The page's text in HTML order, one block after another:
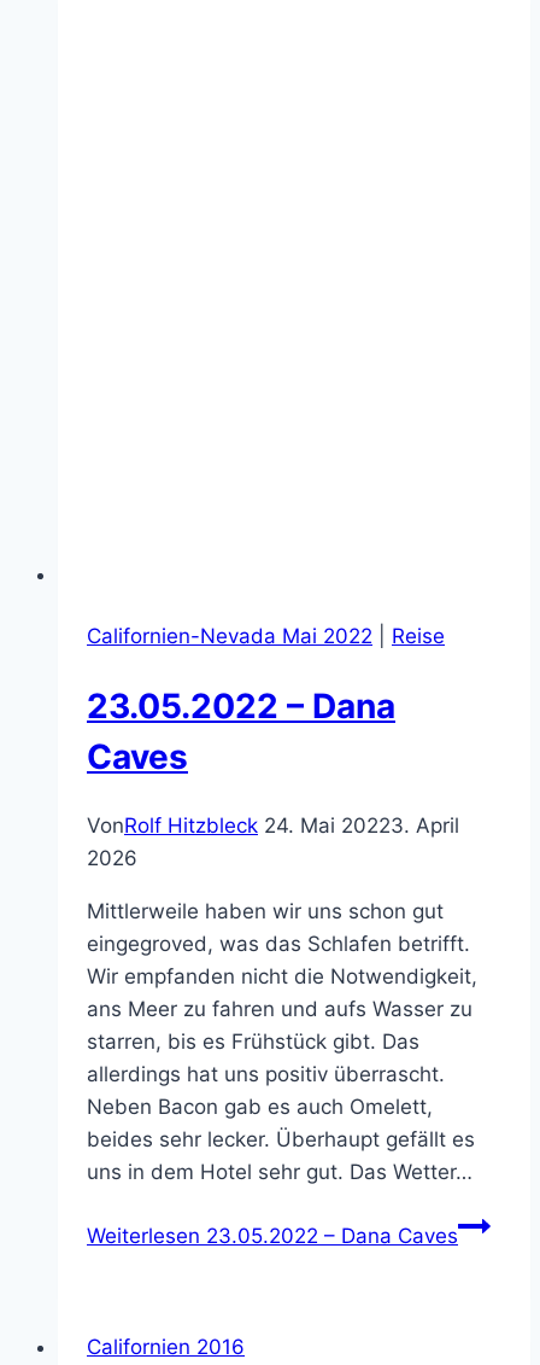
Californien-Nevada Mai 2022 Reise
23.05.2022 – Dana
Caves
VonRolf Hitzbleck 24. Mai 20223. April
2026
Mittlerweile haben wir uns schon gut
eingegroved, was das Schlafen betrifft.
Wir empfanden nicht die Notwendigkeit,
ans Meer zu fahren und aufs Wasser zu
starren, bis es Frühstück gibt. Das
allerdings hat uns positiv überrascht.
Neben Bacon gab es auch Omelett,
beides sehr lecker. Überhaupt gefällt es
uns in dem Hotel sehr gut. Das Wetter…
Weiterlesen 23.05.2022 – Dana Caves
Californien 2016